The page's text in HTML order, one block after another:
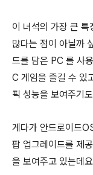
이 녀석의 가장 큰 특
많다는 점이 아닐까
드를 담은 PC 를 사
C 게임을 즐길 수 있
픽 성능을 보여주기
게다가 안드로이드
팝 업그레이드를 제
을 보여주고 있는데